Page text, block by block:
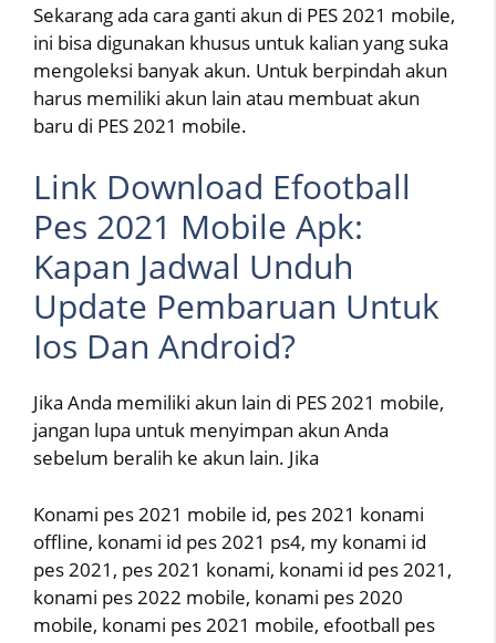
Sekarang ada cara ganti akun di PES 2021 mobile,
ini bisa digunakan khusus untuk kalian yang suka
mengoleksi banyak akun. Untuk berpindah akun
harus memiliki akun lain atau membuat akun
baru di PES 2021 mobile.
Link Download Efootball
Pes 2021 Mobile Apk:
Kapan Jadwal Unduh
Update Pembaruan Untuk
Ios Dan Android?
Jika Anda memiliki akun lain di PES 2021 mobile,
jangan lupa untuk menyimpan akun Anda
sebelum beralih ke akun lain. Jika
Konami pes 2021 mobile id, pes 2021 konami
offline, konami id pes 2021 ps4, my konami id
pes 2021, pes 2021 konami, konami id pes 2021,
konami pes 2022 mobile, konami pes 2020
mobile, konami pes 2021 mobile, efootball pes